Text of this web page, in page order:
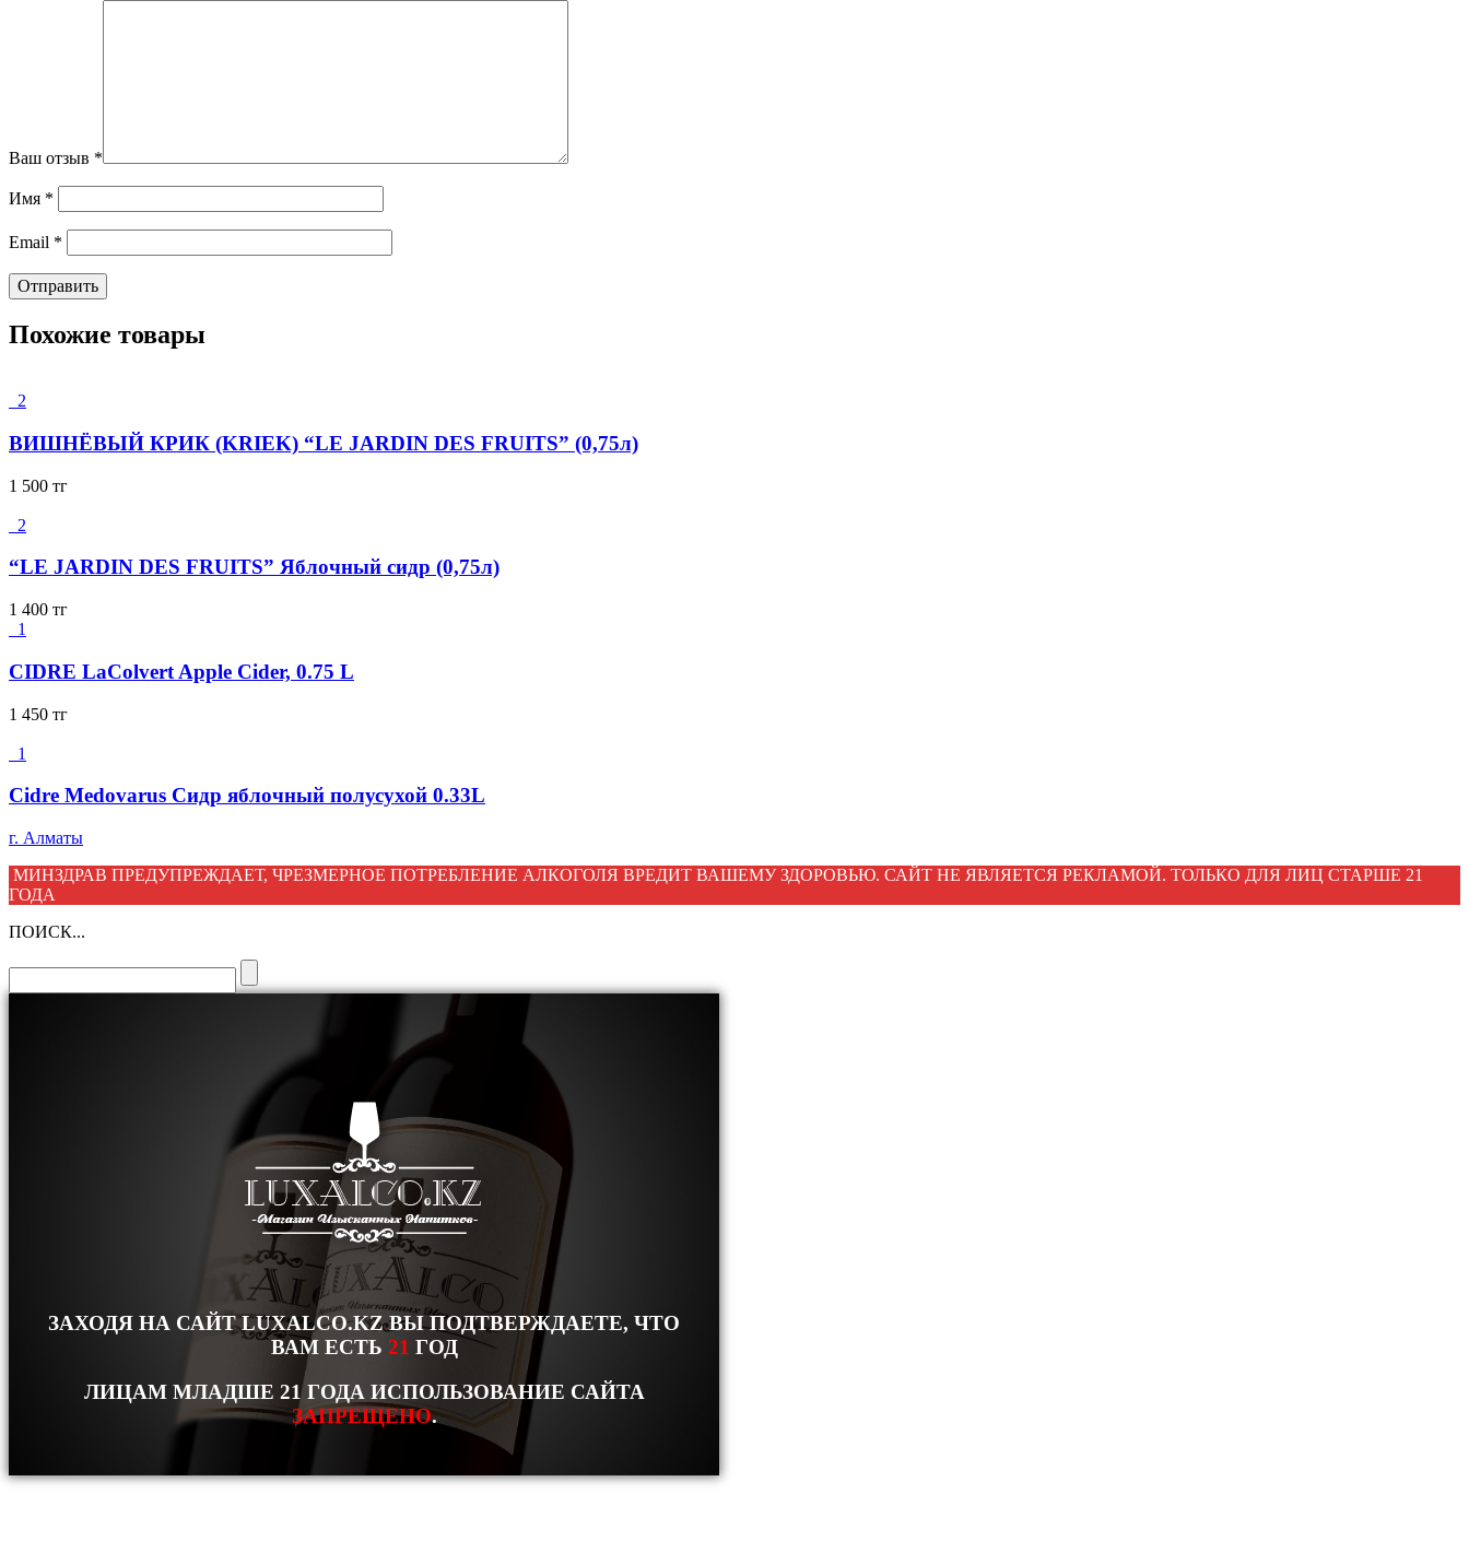
Ваш отзыв *
Имя *
Email *
Похожие товары
2
ВИШНЁВЫЙ КРИК (KRIEK) “LE JARDIN DES FRUITS” (0,75л)
1 500 тг
2
“LE JARDIN DES FRUITS” Яблочный сидр (0,75л)
1 400 тг
1
CIDRE LaColvert Apple Cider, 0.75 L
1 450 тг
1
Cidre Medovarus Сидр яблочный полусухой 0.33L
г. Алматы
МИНЗДРАВ ПРЕДУПРЕЖДАЕТ, ЧРЕЗМЕРНОЕ ПОТРЕБЛЕНИЕ АЛКОГОЛЯ ВРЕДИТ ВАШЕМУ ЗДОРОВЬЮ. САЙТ НЕ ЯВЛЯЕТСЯ РЕКЛАМОЙ. ТОЛЬКО ДЛЯ ЛИЦ СТАРШЕ 21
ГОДА
ПОИСК...
ЗАХОДЯ НА САЙТ LUXALCO.KZ ВЫ ПОДТВЕРЖДАЕТЕ, ЧТО
ВАМ ЕСТЬ 21 ГОД
ЛИЦАМ МЛАДШЕ 21 ГОДА ИСПОЛЬЗОВАНИЕ САЙТА
ЗАПРЕЩЕНО.